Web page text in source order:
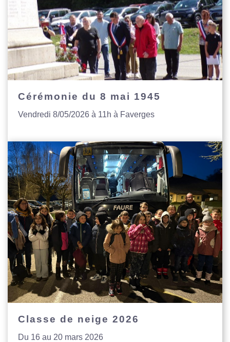
Cérémonie du 8 mai 1945
Vendredi 8/05/2026 à 11h à Faverges
Classe de neige 2026
Du 16 au 20 mars 2026